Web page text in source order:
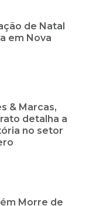
de Natal
em Nova
& Marcas,
detalha a
no setor
Morre de